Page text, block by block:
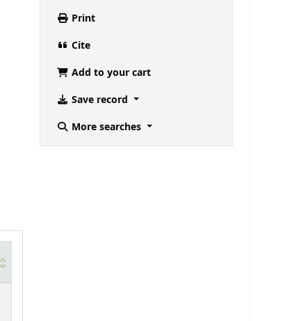
Print
Cite
Add to your cart
Save record
More searches